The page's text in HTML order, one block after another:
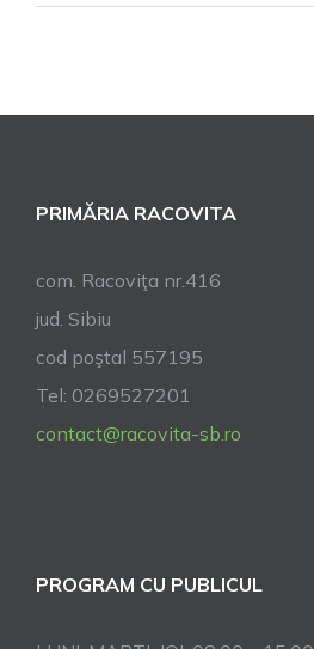
PRIMĂRIA RACOVITA
com. Racoviţa nr.416
jud. Sibiu
cod poştal 557195
Tel: 0269527201
contact@racovita-sb.ro
PROGRAM CU PUBLICUL